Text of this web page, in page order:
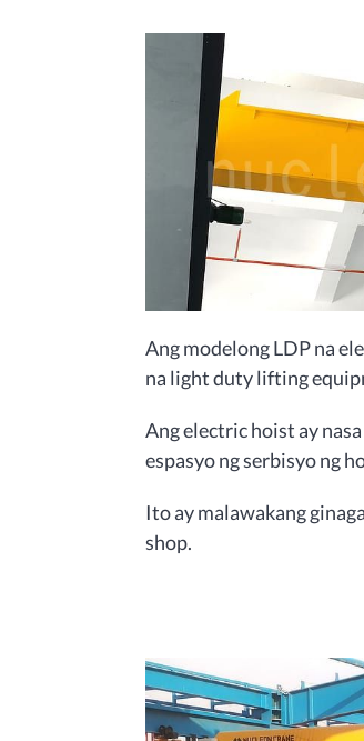
Ang modelong LDP na
na light duty lifting
Ang electric hoist ay
espasyo ng serbisyo ng
Ito ay malawakang
shop.